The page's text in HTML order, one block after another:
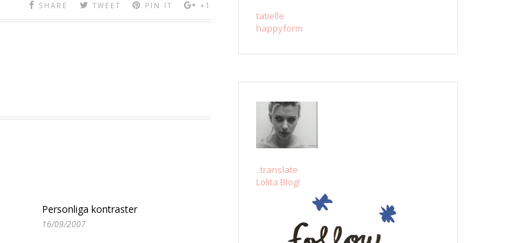
SHARE TWEET PIN IT +1
Personliga kontraster
16/09/2007
tatielle
happyform
..translate
Lolita Blog!